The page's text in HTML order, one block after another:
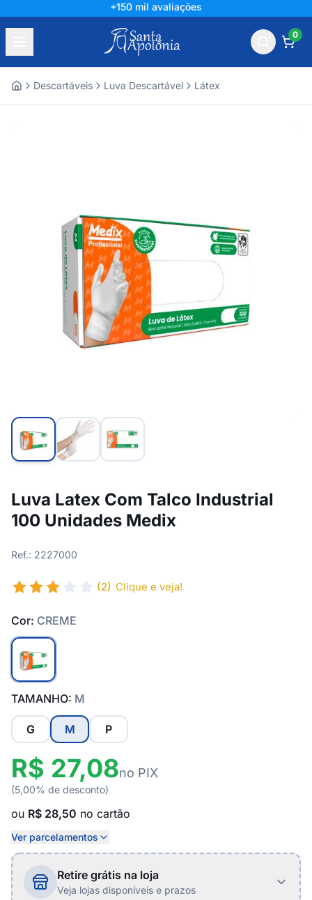
+150 mil avaliações
0
Descartáveis Luva Descartável Látex
Luva Latex Com Talco Industrial
100 Unidades Medix
Ref.: 2227000
(2) Clique e veja!
Cor: CREME
TAMANHO: M
G M P
R$ 27,08no PIX
(5,00% de desconto)
ou R$ 28,50 no cartão
Ver parcelamentos
Retire grátis na loja
Veja lojas disponíveis e prazos